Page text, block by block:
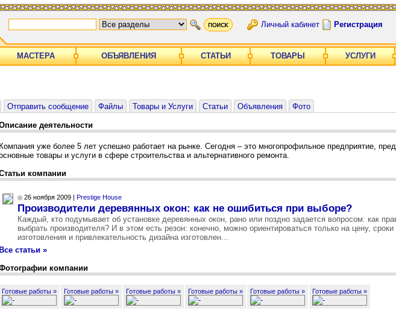
Личный кабинет Регистрация
МАСТЕРА ОБЪЯВЛЕНИЯ СТАТЬИ ТОВАРЫ УСЛУГИ
Отправить сообщение Файлы Товары и Услуги Статьи Объявления Фото
деятельности
Компания уже более 5 лет успешно работает на рынке. Сегодня – это многопрофильное предприятие,
товары и услуги в сфере строительства и альтернативного ремонта.
компании
26 ноября 2009 | Prestige House
Производители деревянных окон: как не ошибиться при выборе?
Каждый, кто подумывает об установке деревянных окон, рано или поздно задается вопросом: как
выбрать производителя? И в этом есть резон: конечно, можно ориентироваться только на цену, сроки
изготовления и привлекательность дизайна изготовлен...
статьи »
компании
Готовые работы » Готовые работы » Готовые работы » Готовые работы » Готовые работы » Готовые работы »